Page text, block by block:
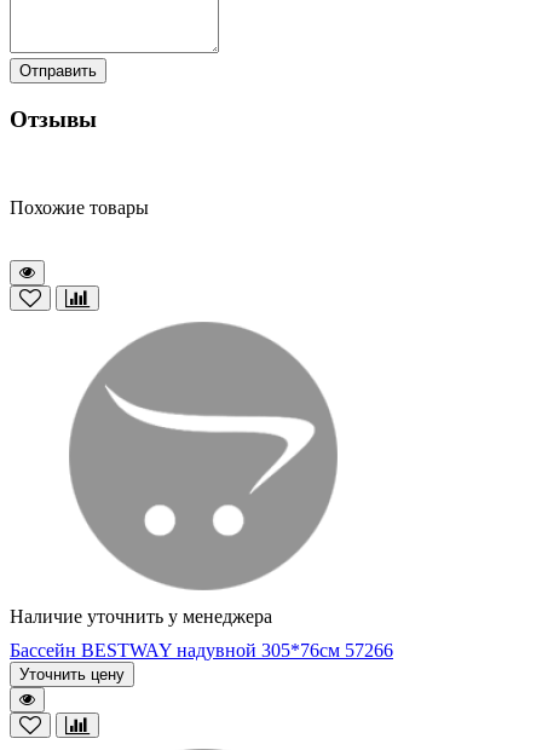
Отправить
Отзывы
Похожие товары
Наличие уточнить у менеджера
Бассейн BESTWAY надувной 305*76см 57266
Уточнить цену